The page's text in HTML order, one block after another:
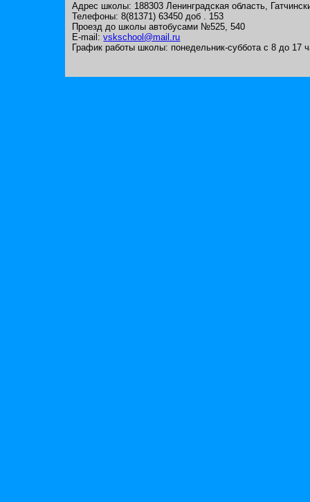
Адрес школы: 188303 Ленинградская область,
Телефоны: 8(81371) 63450 доб . 153
Проезд до школы автобусами №525, 540
E-mail:vskschool@mail.ru
График работы школы: понедельник-суббота с 8 до 17